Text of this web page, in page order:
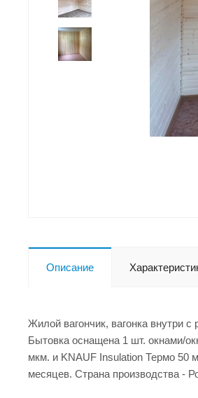
Описание
Жилой вагончик, вагонка внутри
Бытовка оснащена 1 шт. окнами/
мкм. и KNAUF Insulation Термо 50
месяцев. Страна производства -